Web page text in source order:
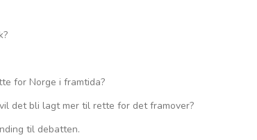
for Norge i framtida?
det bli lagt mer til rette for det framover?
til debatten.